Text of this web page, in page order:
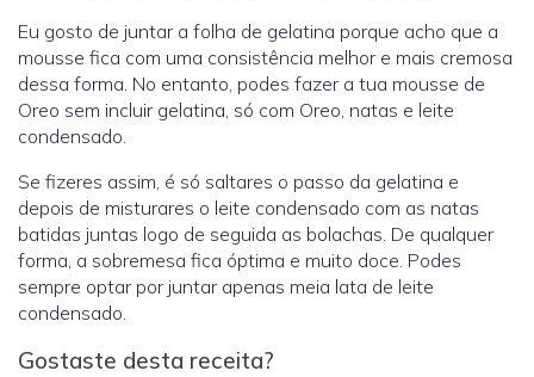
Eu gosto de juntar a folha de gelatina porque acho que a
mousse fica com uma consistência melhor e mais cremosa
dessa forma. No entanto, podes fazer a tua mousse de
Oreo sem incluir gelatina, só com Oreo, natas e leite
condensado.
Se fizeres assim, é só saltares o passo da gelatina e
depois de misturares o leite condensado com as natas
batidas juntas logo de seguida as bolachas. De qualquer
forma, a sobremesa fica óptima e muito doce. Podes
sempre optar por juntar apenas meia lata de leite
condensado.
Gostaste desta receita?